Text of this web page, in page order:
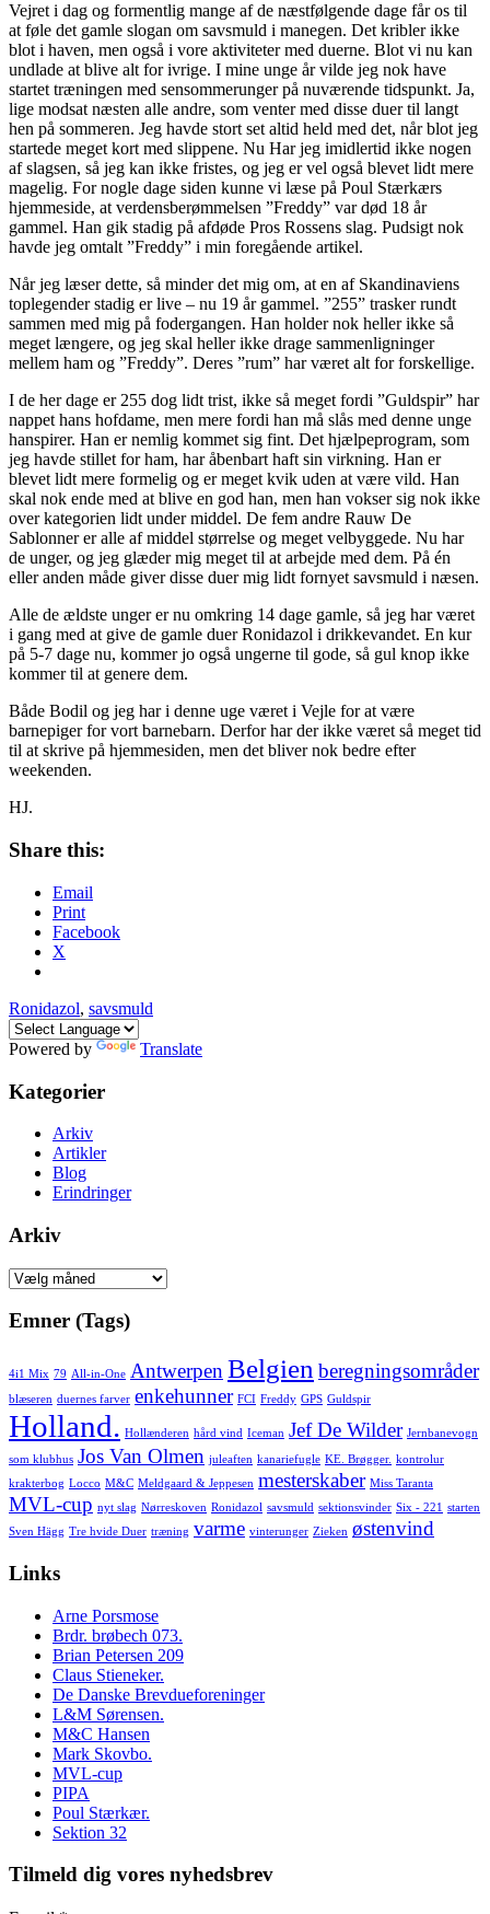
Vejret i dag og formentlig mange af de næstfølgende dage får os til
at føle det gamle slogan om savsmuld i manegen. Det kribler ikke
blot i haven, men også i vore aktiviteter med duerne. Blot vi nu kan
undlade at blive alt for ivrige. I mine unge år vilde jeg nok have
startet træningen med sensommerunger på nuværende tidspunkt. Ja,
lige modsat næsten alle andre, som venter med disse duer til langt
hen på sommeren. Jeg havde stort set altid held med det, når blot jeg
startede meget kort med slippene. Nu Har jeg imidlertid ikke nogen
af slagsen, så jeg kan ikke fristes, og jeg er vel også blevet lidt mere
magelig. For nogle dage siden kunne vi læse på Poul Stærkærs
hjemmeside, at verdensberømmelsen ”Freddy” var død 18 år
gammel. Han gik stadig på afdøde Pros Rossens slag. Pudsigt nok
havde jeg omtalt ”Freddy” i min foregående artikel.
Når jeg læser dette, så minder det mig om, at en af Skandinaviens
toplegender stadig er live – nu 19 år gammel. ”255” trasker rundt
sammen med mig på fodergangen. Han holder nok heller ikke så
meget længere, og jeg skal heller ikke drage sammenligninger
mellem ham og ”Freddy”. Deres ”rum” har været alt for forskellige.
I de her dage er 255 dog lidt trist, ikke så meget fordi ”Guldspir” har
nappet hans hofdame, men mere fordi han må slås med denne unge
hanspirer. Han er nemlig kommet sig fint. Det hjælpeprogram, som
jeg havde stillet for ham, har åbenbart haft sin virkning. Han er
blevet lidt mere formelig og er meget kvik uden at være vild. Han
skal nok ende med at blive en god han, men han vokser sig nok ikke
over kategorien lidt under middel. De fem andre Rauw De
Sablonner er alle af middel størrelse og meget velbyggede. Nu har
de unger, og jeg glæder mig meget til at arbejde med dem. På én
eller anden måde giver disse duer mig lidt fornyet savsmuld i næsen.
Alle de ældste unger er nu omkring 14 dage gamle, så jeg har været
i gang med at give de gamle duer Ronidazol i drikkevandet. En kur
på 5-7 dage nu, kommer jo også ungerne til gode, så gul knop ikke
kommer til at genere dem.
Både Bodil og jeg har i denne uge været i Vejle for at være
barnepiger for vort barnebarn. Derfor har der ikke været så meget tid
til at skrive på hjemmesiden, men det bliver nok bedre efter
weekenden.
HJ.
Share this:
Email
Print
Facebook
X
Ronidazol, savsmuld
Powered by Translate
Kategorier
Arkiv
Artikler
Blog
Erindringer
Arkiv
Arkiv
Emner (Tags)
4i1 Mix 79 All-in-One Antwerpen Belgien beregningsområder
blæseren duernes farver enkehunner FCI Freddy GPS Guldspir
Holland. Hollænderen hård vind Iceman Jef De Wilder Jernbanevogn
som klubhus Jos Van Olmen juleaften kanariefugle KE. Brøgger. kontrolur
krakterbog Locco M&C Meldgaard & Jeppesen mesterskaber Miss Taranta
MVL-cup nyt slag Nørreskoven Ronidazol savsmuld sektionsvinder Six - 221
starten
Sven Hägg Tre hvide Duer træning varme vinterunger Zieken østenvind
Links
Arne Porsmose
Brdr. brøbech 073.
Brian Petersen 209
Claus Stieneker.
De Danske Brevdueforeninger
L&M Sørensen.
M&C Hansen
Mark Skovbo.
MVL-cup
PIPA
Poul Stærkær.
Sektion 32
Tilmeld dig vores nyhedsbrev